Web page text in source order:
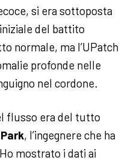
si era sottoposta
del battito
normale, ma l’UPatch
profonde nelle
nel cordone.
flusso era del tutto
, l’ingegnere che ha
mostrato i dati ai